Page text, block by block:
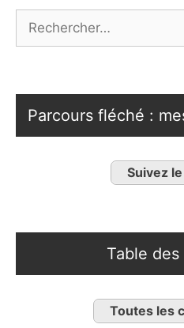
Parcours fléché :
Suivez
Table
Toutes les